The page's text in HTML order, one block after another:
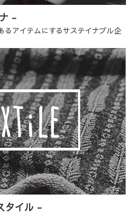
-
るアイテムにするサステイナブル企
タイル -